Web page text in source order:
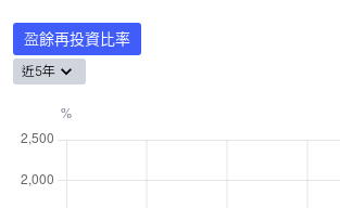
盈餘再投資比率
近5年